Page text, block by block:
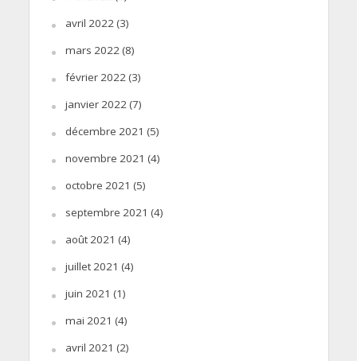
avril 2022 (3)
mars 2022 (8)
février 2022 (3)
janvier 2022 (7)
décembre 2021 (5)
novembre 2021 (4)
octobre 2021 (5)
septembre 2021 (4)
août 2021 (4)
juillet 2021 (4)
juin 2021 (1)
mai 2021 (4)
avril 2021 (2)